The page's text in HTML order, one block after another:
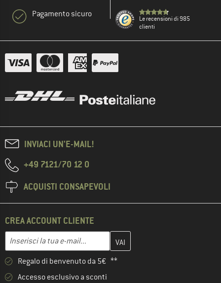
Pagamento sicuro
Le recensioni di 985
clienti
INVIACI UN'E-MAIL!
+49 7121/70 12 0
ACQUISTI CONSAPEVOLI
CREA ACCOUNT CLIENTE
Indirizzo e-mail
Inserisci qui il tuo indirizzo e-mail e crea il tuo account cliente
Regalo di benvenuto da 5€ **
Accesso esclusivo a sconti